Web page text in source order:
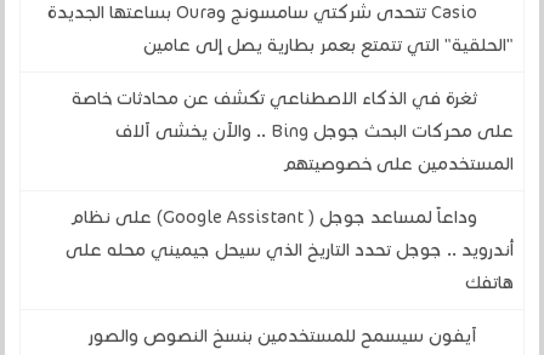
Casio تتحدى شركتي سامسونج وOura بساعتها الجديدة
"الحلقية" التي تتمتع بعمر بطارية يصل إلى عامين
ثغرة في الذكاء الاصطناعي تكشف عن محادثات خاصة
على محركات البحث جوجل Bing .. والآن يخشى آلاف
المستخدمين على خصوصيتهم
وداعاً لمساعد جوجل ( Google Assistant) على نظام
أندرويد .. جوجل تحدد التاريخ الذي سيحل جيميني محله على
هاتفك
آيفون سيسمح للمستخدمين بنسخ النصوص والصور